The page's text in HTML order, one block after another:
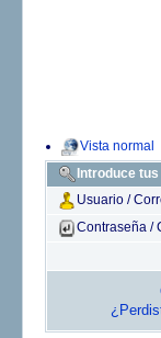
Vista normal
Introduce
Usuario /
Contraseña /